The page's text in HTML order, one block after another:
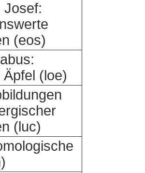
Josef:
(eos)
(loe)
(luc)